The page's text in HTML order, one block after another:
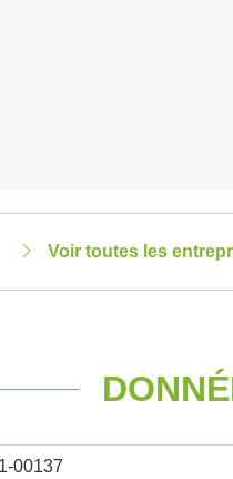
Voir toutes les
00137